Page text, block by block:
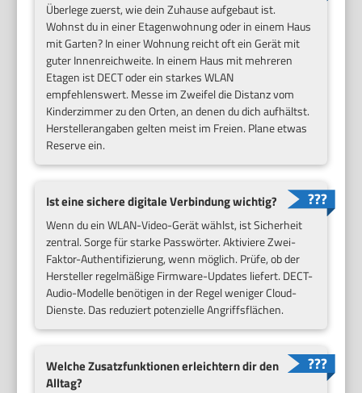
Überlege zuerst, wie dein Zuhause aufgebaut ist.
Wohnst du in einer Etagenwohnung oder in einem Haus
mit Garten? In einer Wohnung reicht oft ein Gerät mit
guter Innenreichweite. In einem Haus mit mehreren
Etagen ist DECT oder ein starkes WLAN
empfehlenswert. Messe im Zweifel die Distanz vom
Kinderzimmer zu den Orten, an denen du dich aufhältst.
Herstellerangaben gelten meist im Freien. Plane etwas
Reserve ein.
Ist eine sichere digitale Verbindung wichtig?
Wenn du ein WLAN-Video-Gerät wählst, ist Sicherheit
zentral. Sorge für starke Passwörter. Aktiviere Zwei-
Faktor-Authentifizierung, wenn möglich. Prüfe, ob der
Hersteller regelmäßige Firmware-Updates liefert. DECT-
Audio-Modelle benötigen in der Regel weniger Cloud-
Dienste. Das reduziert potenzielle Angriffsflächen.
Welche Zusatzfunktionen erleichtern dir den
Alltag?